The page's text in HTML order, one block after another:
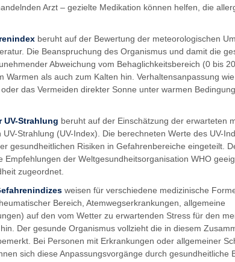
Arzt – gezielte Medikation können helfen, die
beruht auf der Bewertung der meteorologischen
Die Beanspruchung des Organismus und damit die
Abweichung vom Behaglichkeitsbereich (0 bis
Warmen als auch zum Kalten hin. Verhaltensanpassung
das Vermeiden direkter Sonne unter warmen
UV-Strahlung beruht auf der Einschätzung der erwarteten
Strahlung (UV-Index). Die berechneten Werte des UV-
gesundheitlichen Risiken in Gefahrenbereiche eingeteilt.
Empfehlungen der Weltgesundheitsorganisation WHO
zugeordnet.
weisen für verschiedene medizinische
Bereich, Atemwegserkrankungen, allgemeine
auf den vom Wetter zu erwartenden Stress für den
Der gesunde Organismus vollzieht die in diesem
Bei Personen mit Erkrankungen oder allgemeiner
sich diese Anpassungsvorgänge durch gesundheitliche